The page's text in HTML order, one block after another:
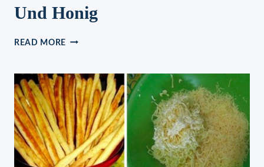
Und Honig
READ MORE SCHWEINEBRATEN
UND
HONIG